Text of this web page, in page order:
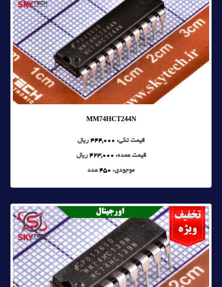
MM74HCT244N
قیمت تکی: 444,000 ریال
قیمت عمده: 423,000 ریال
موجودی: 450 عدد